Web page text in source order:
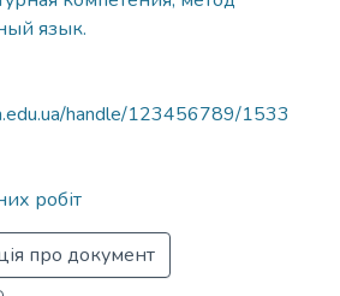
язык.
handle/123456789/1533
робіт
про документ